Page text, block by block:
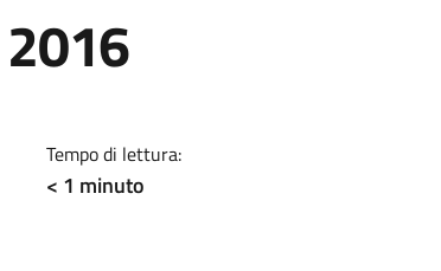
Tempo di lettura:
< 1 minuto